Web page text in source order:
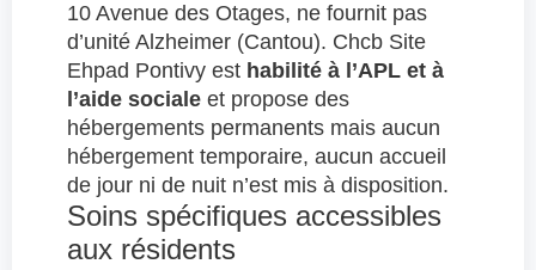
10 Avenue des Otages, ne fournit pas
d’unité Alzheimer (Cantou). Chcb Site
Ehpad Pontivy est habilité à l’APL et à
l’aide sociale et propose des
hébergements permanents mais aucun
hébergement temporaire, aucun accueil
de jour ni de nuit n’est mis à disposition.
Soins spécifiques accessibles
aux résidents